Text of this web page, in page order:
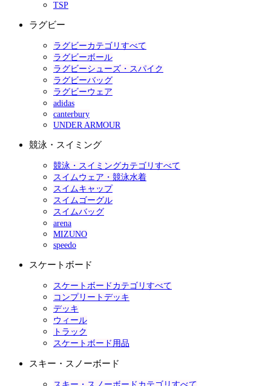
TSP
ラグビー
ラグビーカテゴリすべて
ラグビーボール
ラグビーシューズ・スパイク
ラグビーバッグ
ラグビーウェア
adidas
canterbury
UNDER ARMOUR
競泳・スイミング
競泳・スイミングカテゴリすべて
スイムウェア・競泳水着
スイムキャップ
スイムゴーグル
スイムバッグ
arena
MIZUNO
speedo
スケートボード
スケートボードカテゴリすべて
コンプリートデッキ
デッキ
ウィール
トラック
スケートボード用品
スキー・スノーボード